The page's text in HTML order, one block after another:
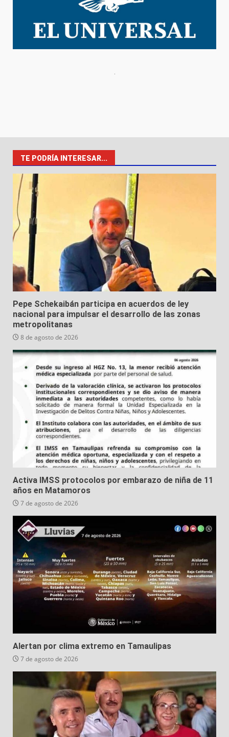
TE PODRÍA INTERESAR...
Pepe Schekaibán participa en acuerdos de ley
nacional para impulsar el desarrollo de las zonas
metropolitanas
8 de agosto de 2026
Activa IMSS protocolos por embarazo de niña de 11
años en Matamoros
7 de agosto de 2026
Alertan por clima extremo en Tamaulipas
7 de agosto de 2026